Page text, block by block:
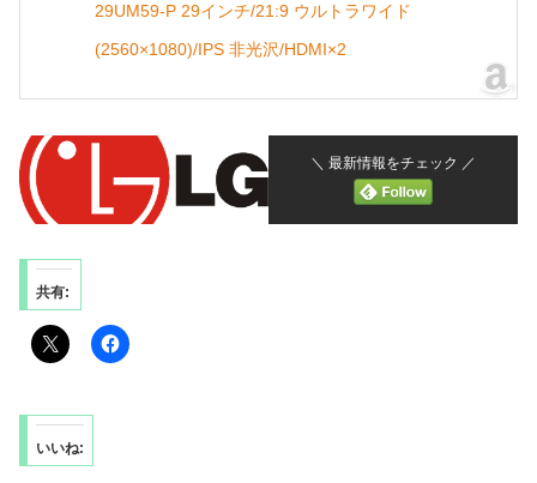
29UM59-P 29インチ/21:9 ウルトラワイド
(2560×1080)/IPS 非光沢/HDMI×2
＼ 最新情報をチェック ／
共有:
いいね: